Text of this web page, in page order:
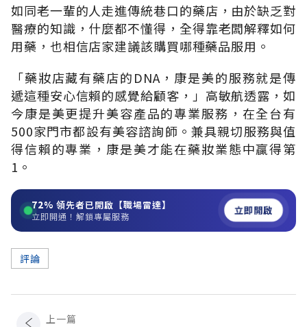
如同老一輩的人走進傳統巷口的藥店，由於缺乏對
醫療的知識，什麼都不懂得，全得靠老闆解釋如何
用藥，也相信店家建議該購買哪種藥品服用。
「藥妝店藏有藥店的DNA，康是美的服務就是傳
遞這種安心信賴的感覺給顧客，」高敏航透露，如
今康是美更提升美容產品的專業服務，在全台有
500家門市都設有美容諮詢師。兼具親切服務與值
得信賴的專業，康是美才能在藥妝業態中贏得第
1。
72% 領先者已開啟【職場雷達】
立即開通！解鎖專屬服務 立即開啟
評論
上一篇